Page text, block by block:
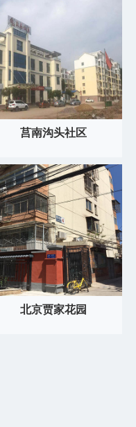
莒南沟头社区
北京贾家花园